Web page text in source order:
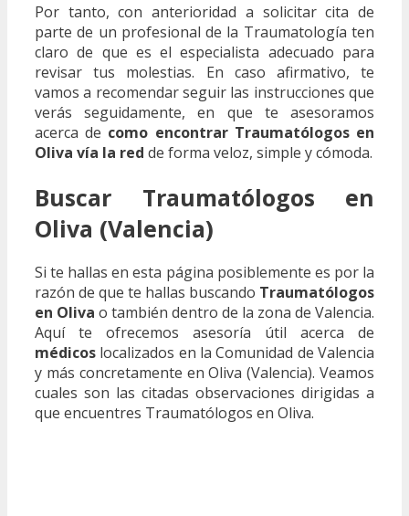
Por tanto, con anterioridad a solicitar cita de
parte de un profesional de la Traumatología ten
claro de que es el especialista adecuado para
revisar tus molestias. En caso afirmativo, te
vamos a recomendar seguir las instrucciones que
verás seguidamente, en que te asesoramos
acerca de como encontrar Traumatólogos en
Oliva vía la red de forma veloz, simple y cómoda.
Buscar Traumatólogos en
Oliva (Valencia)
Si te hallas en esta página posiblemente es por la
razón de que te hallas buscando Traumatólogos
en Oliva o también dentro de la zona de Valencia.
Aquí te ofrecemos asesoría útil acerca de
médicos localizados en la Comunidad de Valencia
y más concretamente en Oliva (Valencia). Veamos
cuales son las citadas observaciones dirigidas a
que encuentres Traumatólogos en Oliva.